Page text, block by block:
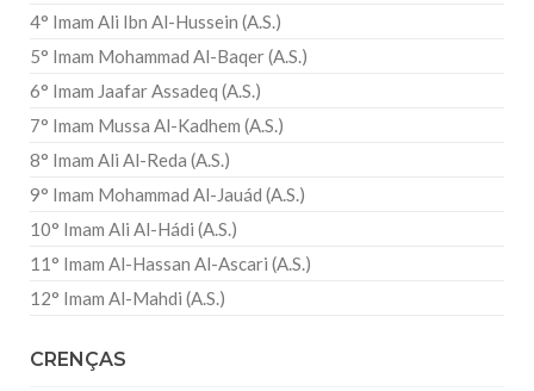
4° Imam Ali Ibn Al-Hussein (A.S.)
5° Imam Mohammad Al-Baqer (A.S.)
6° Imam Jaafar Assadeq (A.S.)
7° Imam Mussa Al-Kadhem (A.S.)
8° Imam Ali Al-Reda (A.S.)
9° Imam Mohammad Al-Jauád (A.S.)
10° Imam Ali Al-Hádi (A.S.)
11° Imam Al-Hassan Al-Ascari (A.S.)
12° Imam Al-Mahdi (A.S.)
CRENÇAS